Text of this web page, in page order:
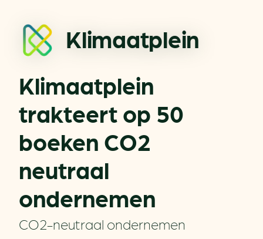
Klimaatplein
Klimaatplein
trakteert op 50
boeken CO2
neutraal
ondernemen
CO2-neutraal ondernemen